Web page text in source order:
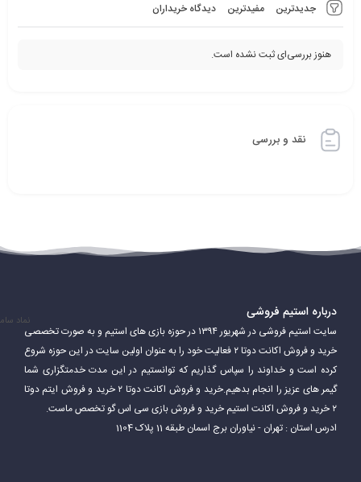
جدیدترین مفیدترین دیدگاه خریداران
هنوز بررسی‌ای ثبت نشده است.
نقد و بررسی
درباره استیم فروشی
سایت استیم فروشی در شهریور ۱۳۹۴ در حوزه بازی های استیم و به صورت تخصصی
خرید و فروش اکانت دوتا ۲ فعالیت خود را به عنوان اولین سایت در این حوزه شروع
کرده است و خداوند را سپاس گذاریم که توانستیم در این مدت خدمتگزاری شما
گیمر های عزیز را انجام بدهیم.خرید و فروش اکانت دوتا ۲ خرید و فروش ایتم دوتا
۲ خرید و فروش اکانت استیم خرید و فروش بازی سی اس گو تخصص ماست.
ادرس استان : تهران - نیاوران برج اسمان طبقه 11 پلاک 1104
نماد